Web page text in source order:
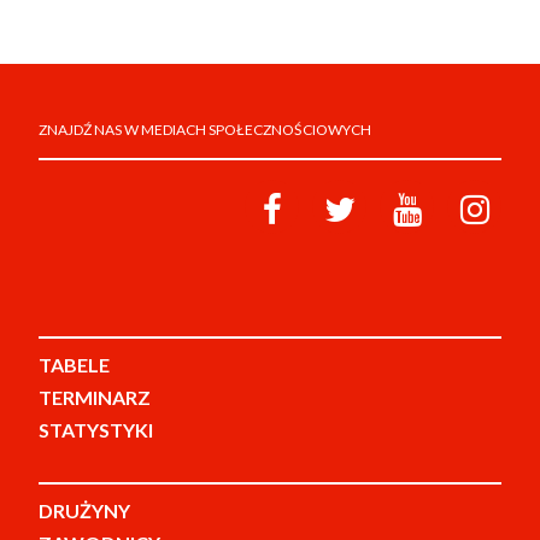
ZNAJDŹ NAS W MEDIACH SPOŁECZNOŚCIOWYCH
TABELE
TERMINARZ
STATYSTYKI
DRUŻYNY